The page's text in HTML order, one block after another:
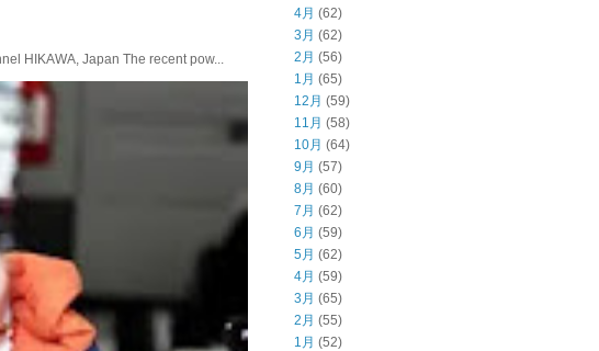
HIKAWA, Japan The recent pow...
4月 (62)
3月 (62)
2月 (56)
1月 (65)
12月 (59)
11月 (58)
10月 (64)
9月 (57)
8月 (60)
7月 (62)
6月 (59)
5月 (62)
4月 (59)
3月 (65)
2月 (55)
1月 (52)